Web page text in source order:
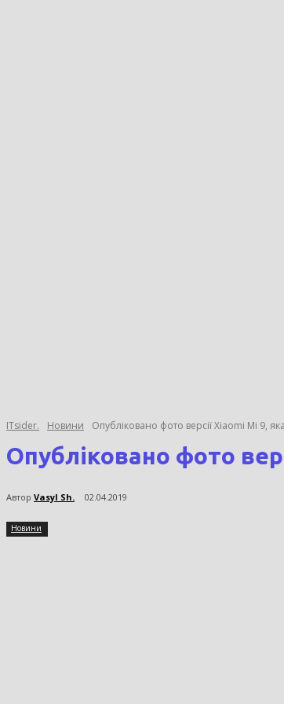
ITsider. Новини Опубліковано фото версії Xiaomi Mi 9,
Опубліковано фото
Автор Vasyl Sh. 02.04.2019
Новини